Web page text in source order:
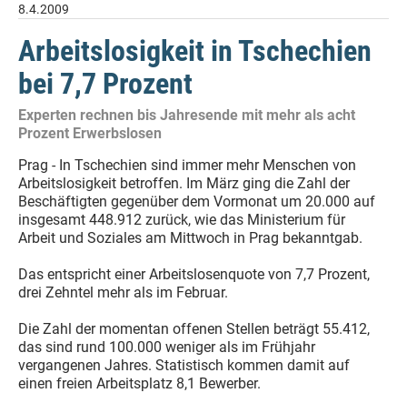
8.4.2009
Arbeitslosigkeit in Tschechien
bei 7,7 Prozent
Experten rechnen bis Jahresende mit mehr als acht
Prozent Erwerbslosen
Prag - In Tschechien sind immer mehr Menschen von
Arbeitslosigkeit betroffen. Im März ging die Zahl der
Beschäftigten gegenüber dem Vormonat um 20.000 auf
insgesamt 448.912 zurück, wie das Ministerium für
Arbeit und Soziales am Mittwoch in Prag bekanntgab.
Das entspricht einer Arbeitslosenquote von 7,7 Prozent,
drei Zehntel mehr als im Februar.
Die Zahl der momentan offenen Stellen beträgt 55.412,
das sind rund 100.000 weniger als im Frühjahr
vergangenen Jahres. Statistisch kommen damit auf
einen freien Arbeitsplatz 8,1 Bewerber.